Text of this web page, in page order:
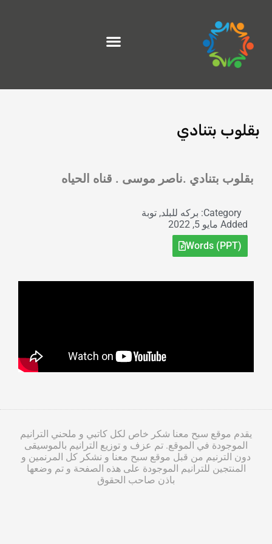
المحتوى
بقلوب بتنادي
بقلوب بتنادي .ناصر موسى . قناه الحياه
Category: بركه للبلد, توبة
Added مايو 5, 2022
Words (PPT)
يقدم موقع سبح معنا شكر خاص لكل كاتبي و ملحني الترانيم
الموجودة في الموقع. تم عزف و توزيع الترانيم بالموسيقى
دون الترنيم من قبل موقع سبح معنا و نشكر كل المرنمين و
المنتجين للترانيم الموجودة على هذه الصفحة و تم وضعها
باذن صاحب الحقوق